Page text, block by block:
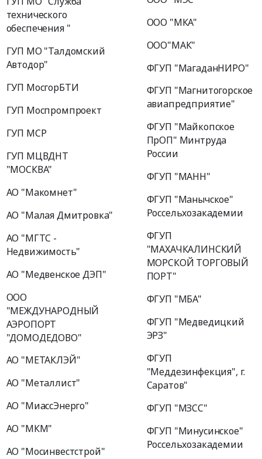
технического
обеспечения "
ГУП МО "Талдомский
Автодор"
ГУП МосгорБТИ
ГУП Моспромпроект
ГУП МСР
ГУП МЦВДНТ
"МОСКВА"
АО "Макомнет"
АО "Малая Дмитровка"
АО "МГТС -
Недвижимость"
АО "Медвенское ДЭП"
ООО
"МЕЖДУНАРОДНЫЙ
АЭРОПОРТ
"ДОМОДЕДОВО"
АО "МЕТАКЛЭЙ"
АО "Металлист"
АО "МиассЭнерго"
АО "МКМ"
АО "Мосинвестстрой"
ООО "МКА"
ООО"МАК"
ФГУП "МагаданНИРО"
ФГУП "Магнитогорское
авиапредприятие"
ФГУП "Майкопское
ПрОП" Минтруда
России
ФГУП "МАНН"
ФГУП "Манычское"
Россельхозакадемии
ФГУП
"МАХАЧКАЛИНСКИЙ
МОРСКОЙ ТОРГОВЫЙ
ПОРТ"
ФГУП "МБА"
ФГУП "Медведицкий
ЭРЗ"
ФГУП
"Меддезинфекция", г.
Саратов"
ФГУП "МЗСС"
ФГУП "Минусинское"
Россельхозакадемии